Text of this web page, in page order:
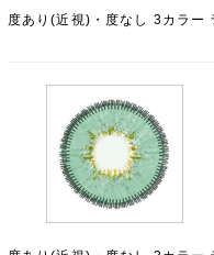
度あり(近視)・度なし 3カラー